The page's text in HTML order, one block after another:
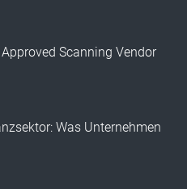
Scanning Vendor
Was Unternehmen